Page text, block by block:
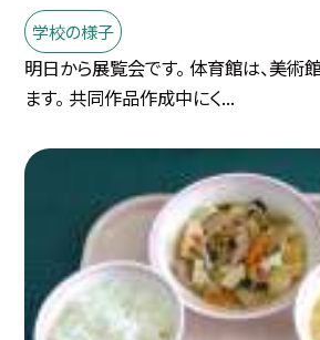
学校の様子
明日から展覧会です。 体育館は、美術
ます。 共同作品作成中にく...